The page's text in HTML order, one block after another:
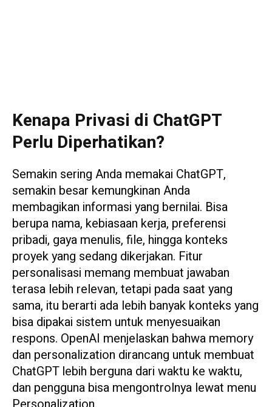
Kenapa Privasi di ChatGPT
Perlu Diperhatikan?
Semakin sering Anda memakai ChatGPT,
semakin besar kemungkinan Anda
membagikan informasi yang bernilai. Bisa
berupa nama, kebiasaan kerja, preferensi
pribadi, gaya menulis, file, hingga konteks
proyek yang sedang dikerjakan. Fitur
personalisasi memang membuat jawaban
terasa lebih relevan, tetapi pada saat yang
sama, itu berarti ada lebih banyak konteks yang
bisa dipakai sistem untuk menyesuaikan
respons. OpenAI menjelaskan bahwa memory
dan personalization dirancang untuk membuat
ChatGPT lebih berguna dari waktu ke waktu,
dan pengguna bisa mengontrolnya lewat menu